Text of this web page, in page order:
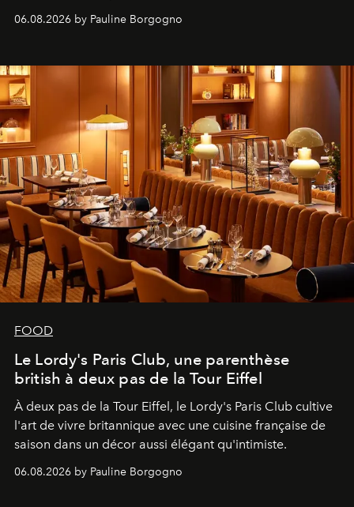
06.08.2026 by Pauline Borgogno
FOOD
Le Lordy's Paris Club, une parenthèse
british à deux pas de la Tour Eiffel
À deux pas de la Tour Eiffel, le Lordy's Paris Club cultive
l'art de vivre britannique avec une cuisine française de
saison dans un décor aussi élégant qu'intimiste.
06.08.2026 by Pauline Borgogno